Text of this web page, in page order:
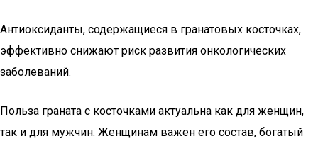
Антиоксиданты, содержащиеся в гранатовых косточках,
эффективно снижают риск развития онкологических
заболеваний.
Польза граната с косточками актуальна как для женщин,
так и для мужчин. Женщинам важен его состав, богатый